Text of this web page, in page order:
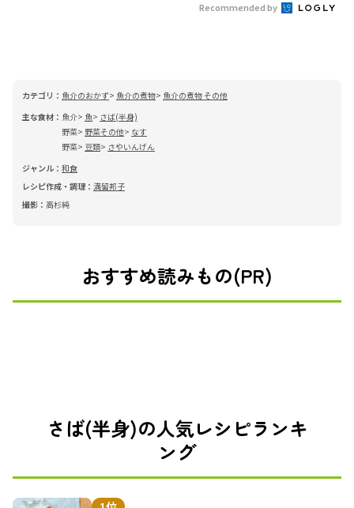
Recommended by
カテゴリ： 魚介のおかず 魚介の煮物
魚介の煮物 その他
主な食材： 魚介 魚
さば(半身)
野菜
野菜その他
なす
野菜
豆類
さやいんげん
ジャンル： 和食
レシピ作成・調理： 満留邦子
撮影： 高杉純
おすすめ読みもの(PR)
さば(半身)の人気レシピランキ
ング